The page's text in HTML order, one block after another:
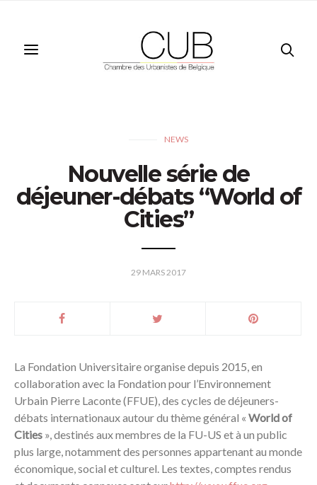
NEWS
Nouvelle série de
déjeuner-débats “World of
Cities”
29 MARS 2017
La Fondation Universitaire organise depuis 2015, en
collaboration avec la Fondation pour l’Environnement
Urbain Pierre Laconte (FFUE), des cycles de déjeuners-
débats internationaux autour du thème général « World of
Cities », destinés aux membres de la FU-US et à un public
plus large, notamment des personnes appartenant au monde
économique, social et culturel. Les textes, comptes rendus